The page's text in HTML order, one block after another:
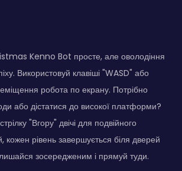
Kenno Bot просте, але оволодіння
Використовуй клавіші "WASD" або
робота по екрану. Потрібно
або дістатися до високої платформи?
"Вгору" двічі для подвійного
кожен рівень завершується біля дверей
зосередженим і прямуй туди.